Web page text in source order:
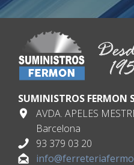
SUMINISTROS FERMON
AVDA. APELES
Barcelona
93 379 03 20